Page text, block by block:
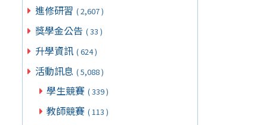
進修研習 ( 2,607 )
獎學金公告 ( 33 )
升學資訊 ( 624 )
活動訊息 ( 5,088 )
學生競賽 ( 339 )
教師競賽 ( 113 )